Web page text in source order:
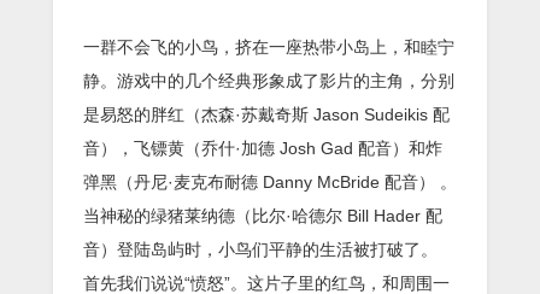
一群不会飞的小鸟，挤在一座热带小岛上，和睦宁
静。游戏中的几个经典形象成了影片的主角，分别
是易怒的胖红（杰森·苏戴奇斯 Jason Sudeikis 配
音），飞镖黄（乔什·加德 Josh Gad 配音）和炸
弹黑（丹尼·麦克布耐德 Danny McBride 配音） 。
当神秘的绿猪莱纳德（比尔·哈德尔 Bill Hader 配
音）登陆岛屿时，小鸟们平静的生活被打破了。
首先我们说说“愤怒”。这片子里的红鸟，和周围一